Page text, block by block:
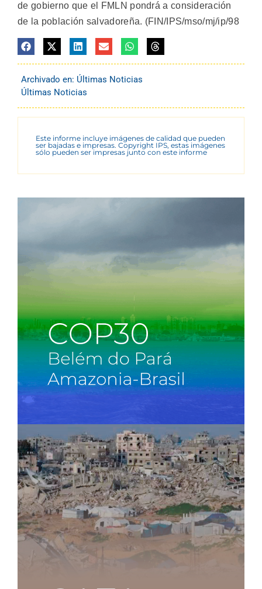
de gobierno que el FMLN pondrá a consideración
de la población salvadoreña. (FIN/IPS/mso/mj/ip/98
Archivado en: Últimas Noticias
Últimas Noticias
Este informe incluye imágenes de calidad que pueden
ser bajadas e impresas. Copyright IPS, estas imágenes
sólo pueden ser impresas junto con este informe